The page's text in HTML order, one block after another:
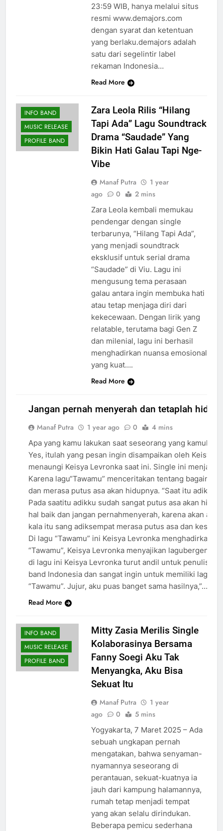
23:59 WIB, hanya melalui situs
resmi www.demajors.com
dengan syarat dan ketentuan
yang berlaku.demajors adalah
satu dari segelintir label
rekaman Indonesia…
Read More
INFO BAND
MUSIC RELEASE
PROFILE BAND
Zara Leola Rilis “Hilang
Tapi Ada” Lagu Soundtrack
Drama “Saudade” Yang
Bikin Hati Galau Tapi Nge-
Vibe
Manaf Putra
1 year
ago
0 2 mins
Zara Leola kembali memukau
pendengar dengan single
terbarunya, “Hilang Tapi Ada”,
yang menjadi soundtrack
eksklusif untuk serial drama
“Saudade” di Viu. Lagu ini
mengusung tema perasaan
galau antara ingin membuka hati
atau tetap menjaga diri dari
kekecewaan. Dengan lirik yang
relatable, terutama bagi Gen Z
dan milenial, lagu ini berhasil
menghadirkan nuansa emosional
yang kuat….
Read More
MUSIC
RELEASE
PROFILE
BAND
Jangan pernah menyerah dan tetaplah
Manaf Putra 1 year ago 0 4 mins
Apa yang kamu lakukan saat seseorang yang
Yes, itulah yang pesan ingin disampaikan oleh
menaungi Keisya Levronka saat ini. Single ini menjadi
Karena lagu“Tawamu” menceritakan tentang
dan merasa putus asa akan hidupnya. “Saat itu
Pada saatitu adikku sudah sangat putus asa akan
hal baik dan jangan pernahmenyerah, karena akan
kala itu sang adiksempat merasa putus asa dan
Di lagu “Tawamu” ini Keisya Levronka
“Tawamu”, Keisya Levronka menyajikan lagubergenre
di lagu ini Keisya Levronka turut andil untuk
band Indonesia dan sangat ingin untuk memiliki lagu
“Tawamu”. Jujur, aku puas banget sama hasilnya,”…
Read More
INFO BAND
MUSIC RELEASE
PROFILE BAND
Mitty Zasia Merilis Single
Kolaborasinya Bersama
Fanny Soegi Aku Tak
Menyangka, Aku Bisa
Sekuat Itu
Manaf Putra
1 year
ago
0 5 mins
Yogyakarta, 7 Maret 2025 – Ada
sebuah ungkapan pernah
mengatakan, bahwa senyaman-
nyamannya seseorang di
perantauan, sekuat-kuatnya ia
jauh dari kampung halamannya,
rumah tetap menjadi tempat
yang akan selalu dirindukan.
Beberapa pemicu sederhana